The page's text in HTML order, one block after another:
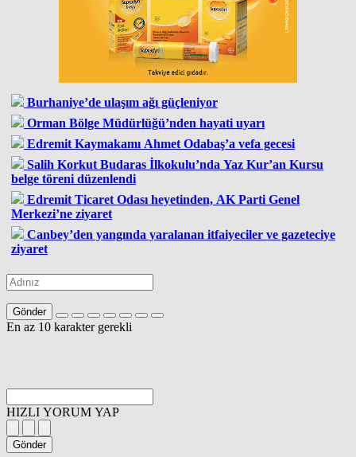
Burhaniye’de ulaşım ağı güçleniyor
Orman Bölge Müdürlüğü’nden hayati uyarı
Edremit Kaymakamı Ahmet Odabaş’a vefa gecesi
Salih Korkut Budaras İlkokulu’nda Yaz Kur’an Kursu
belge töreni düzenlendi
Edremit Ticaret Odası heyetinden, AK Parti Genel
Merkezi’ne ziyaret
Canbey’den yangında yaralanan itfaiyeciler ve gazeteciye
ziyaret
Gönder
En az 10 karakter gerekli
HIZLI YORUM YAP
Gönder